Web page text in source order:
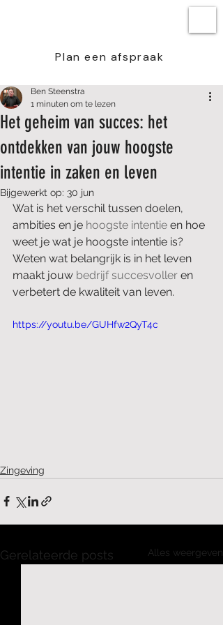
Plan een afspraak
Het geheim van succes: het
ontdekken van jouw hoogste
intentie in zaken en leven
Ben Steenstra
1 minuten om te lezen
Bijgewerkt op: 30 jun
Wat is het verschil tussen doelen,
ambities en je hoogste intentie en hoe
weet je wat je hoogste intentie is?
Weten wat belangrijk is in het leven
maakt jouw bedrijf succesvoller en
verbetert de kwaliteit van leven.
https://youtu.be/GUHfw2QyT4c
Zingeving
Gerelateerde posts Alles weergeven